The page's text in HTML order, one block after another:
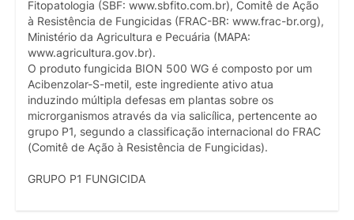
Fitopatologia (SBF: www.sbfito.com.br), Comitê de Ação
à Resistência de Fungicidas (FRAC-BR: www.frac-br.org),
Ministério da Agricultura e Pecuária (MAPA:
www.agricultura.gov.br).
O produto fungicida BION 500 WG é composto por um
Acibenzolar-S-metil, este ingrediente ativo atua
induzindo múltipla defesas em plantas sobre os
microrganismos através da via salicílica, pertencente ao
grupo P1, segundo a classificação internacional do FRAC
(Comitê de Ação à Resistência de Fungicidas).
GRUPO P1 FUNGICIDA